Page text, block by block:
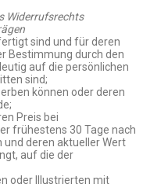
Widerrufsrechts
sind und für deren
Bestimmung durch den
auf die persönlichen
sind;
können oder deren
Preis bei
frühestens 30 Tage nach
deren aktueller Wert
auf die der
oder Illustrierten mit